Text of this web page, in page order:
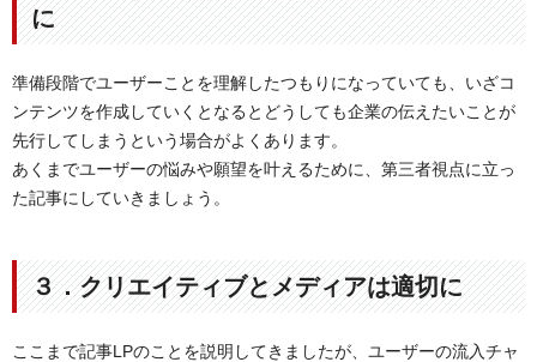
に
準備段階でユーザーことを理解したつもりになっていても、いざコ
ンテンツを作成していくとなるとどうしても企業の伝えたいことが
先行してしまうという場合がよくあります。
あくまでユーザーの悩みや願望を叶えるために、第三者視点に立っ
た記事にしていきましょう。
３．クリエイティブとメディアは適切に
ここまで記事LPのことを説明してきましたが、ユーザーの流入チャ